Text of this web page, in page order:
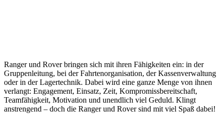
Ranger und Rover bringen sich mit ihren Fähigkeiten ein: in der
Gruppenleitung, bei der Fahrtenorganisation, der Kassenverwaltung
oder in der Lagertechnik. Dabei wird eine ganze Menge von ihnen
verlangt: Engagement, Einsatz, Zeit, Kompromissbereitschaft,
Teamfähigkeit, Motivation und unendlich viel Geduld. Klingt
anstrengend – doch die Ranger und Rover sind mit viel Spaß dabei!